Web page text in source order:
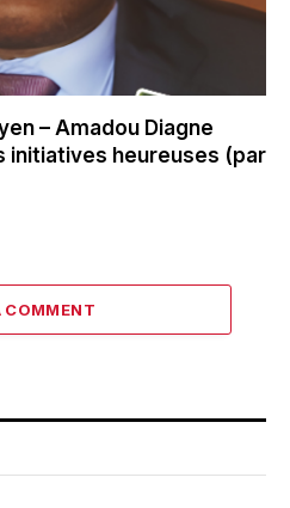
– Amadou Diagne
initiatives heureuses (par
COMMENT